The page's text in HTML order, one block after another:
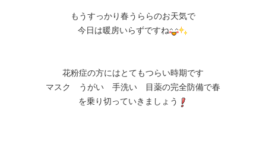
もうすっかり春うららのお天気で
今日は暖房いらずですね
花粉症の方にはとてもつらい時期です
マスク うがい 手洗い 目薬の完全防備で春
を乗り切っていきましょう